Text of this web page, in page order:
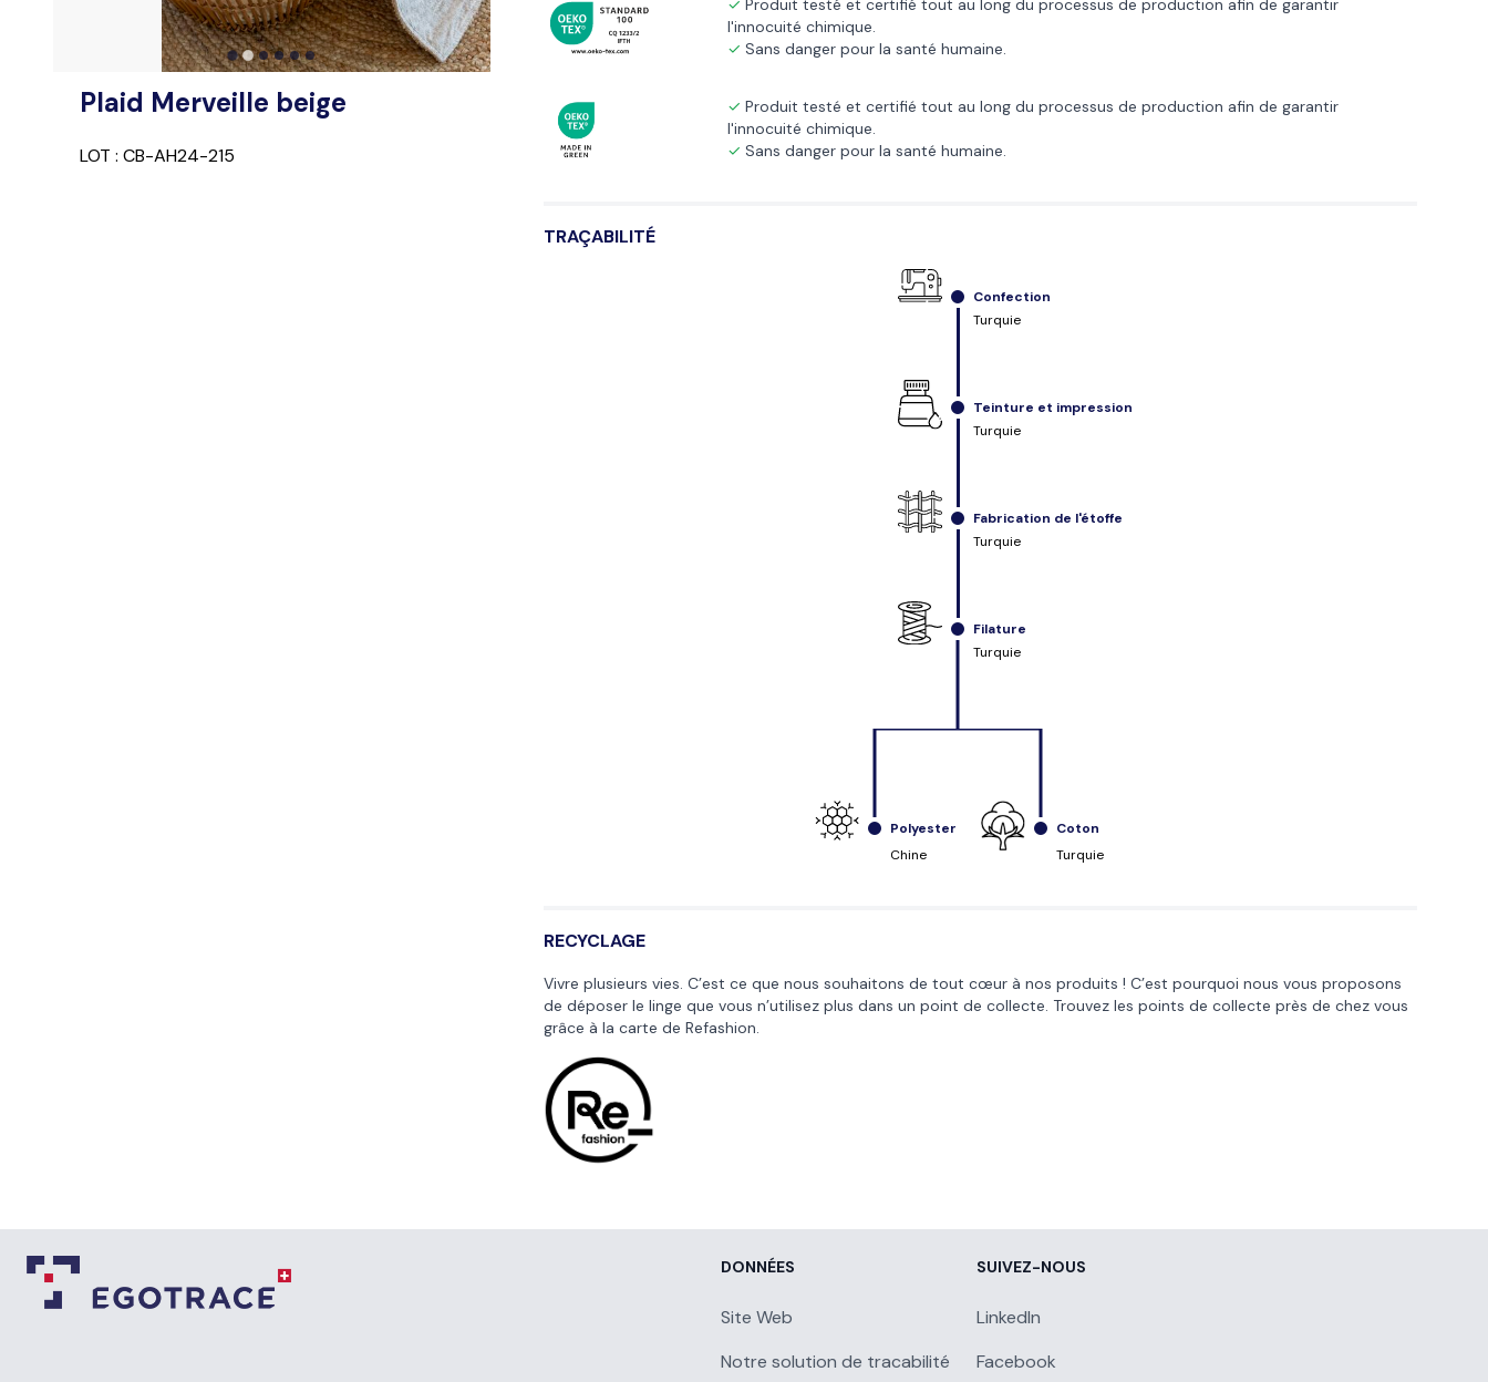
Plaid Merveille beige
LOT : CB-AH24-215
Produit testé et certifié tout au long du processus de production afin de garantir
l'innocuité chimique.
Sans danger pour la santé humaine.
Produit testé et certifié tout au long du processus de production afin de garantir
l'innocuité chimique.
Sans danger pour la santé humaine.
TRAÇABILITÉ
Confection
Turquie
Teinture et impression
Turquie
Fabrication de l'étoffe
Turquie
Filature
Turquie
Polyester
Chine
Coton
Turquie
RECYCLAGE
Vivre plusieurs vies. C’est ce que nous souhaitons de tout cœur à nos produits ! C’est pourquoi nous vous proposons
de déposer le linge que vous n’utilisez plus dans un point de collecte. Trouvez les points de collecte près de chez vous
grâce à la carte de Refashion.
DONNÉES
Site Web
Notre solution de tracabilité
SUIVEZ-NOUS
LinkedIn
Facebook